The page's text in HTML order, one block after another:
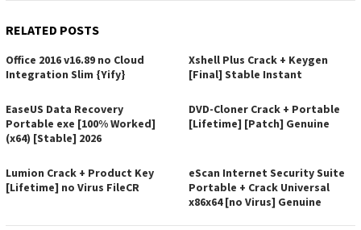
RELATED POSTS
Office 2016 v16.89 no Cloud
Integration Slim {Yify}
Xshell Plus Crack + Keygen
[Final] Stable Instant
EaseUS Data Recovery
Portable exe [100% Worked]
(x64) [Stable] 2026
DVD-Cloner Crack + Portable
[Lifetime] [Patch] Genuine
Lumion Crack + Product Key
[Lifetime] no Virus FileCR
eScan Internet Security Suite
Portable + Crack Universal
x86x64 [no Virus] Genuine